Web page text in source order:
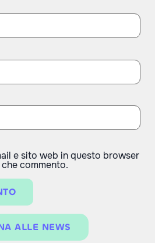
e sito web in questo browser
commento.
ALLE NEWS